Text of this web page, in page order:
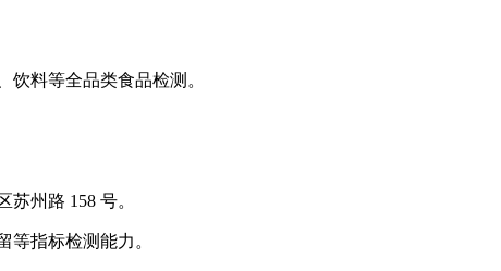
料等全品类食品检测。
州路 158 号。
指标检测能力。